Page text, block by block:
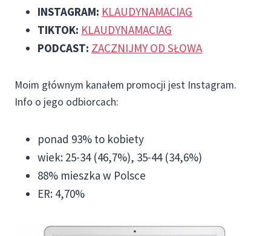
INSTAGRAM: KLAUDYNAMACIAG
TIKTOK: KLAUDYNAMACIAG
PODCAST: ZACZNIJMY OD SŁOWA
Moim głównym kanałem promocji jest Instagram.
Info o jego odbiorcach:
ponad 93% to kobiety
wiek: 25-34 (46,7%), 35-44 (34,6%)
88% mieszka w Polsce
ER: 4,70%